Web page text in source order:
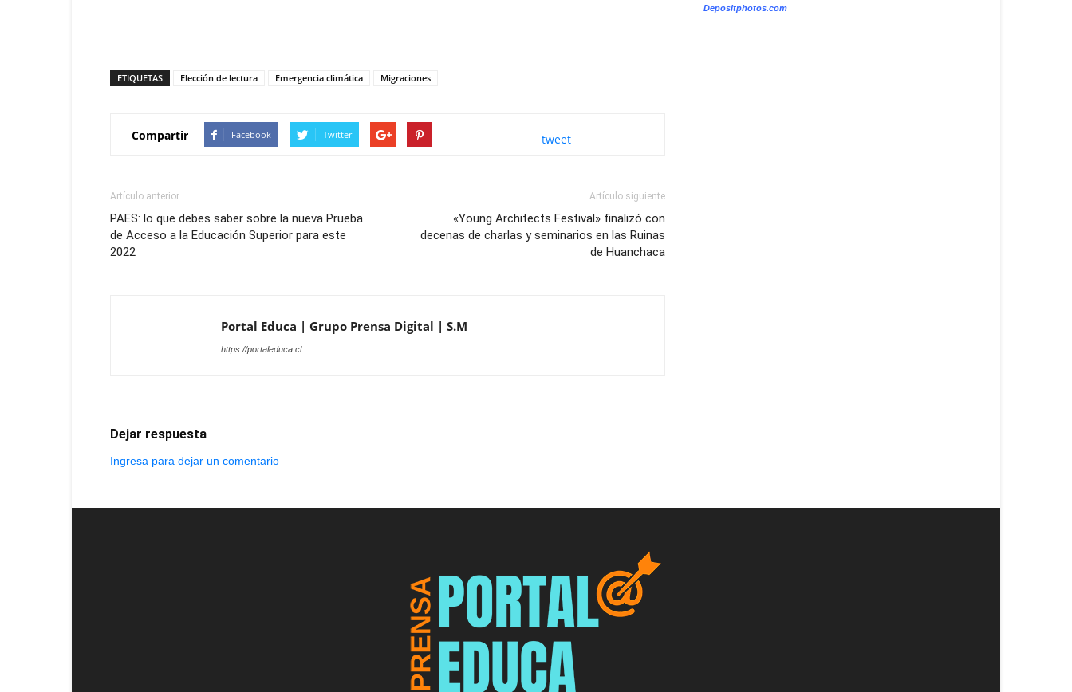
ETIQUETAS Elección de lectura Emergencia climática Migraciones
Compartir Facebook Twitter tweet
Artículo anterior
PAES: lo que debes saber sobre la nueva Prueba
de Acceso a la Educación Superior para este
2022
Artículo siguiente
«Young Architects Festival» finalizó con
decenas de charlas y seminarios en las Ruinas
de Huanchaca
Portal Educa | Grupo Prensa Digital | S.M
https://portaleduca.cl
Dejar respuesta
Ingresa para dejar un comentario
Depositphotos.com